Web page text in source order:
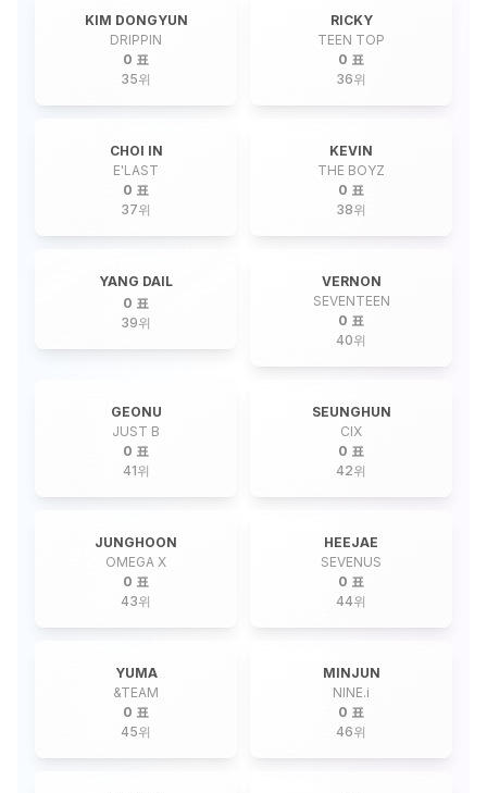
KIM DONGYUN
DRIPPIN
0 표
35위
RICKY
TEEN TOP
0 표
36위
CHOI IN
E'LAST
0 표
37위
KEVIN
THE BOYZ
0 표
38위
YANG DAIL
0 표
39위
VERNON
SEVENTEEN
0 표
40위
GEONU
JUST B
0 표
41위
SEUNGHUN
CIX
0 표
42위
JUNGHOON
OMEGA X
0 표
43위
HEEJAE
SEVENUS
0 표
44위
YUMA
&TEAM
0 표
45위
MINJUN
NINE.i
0 표
46위